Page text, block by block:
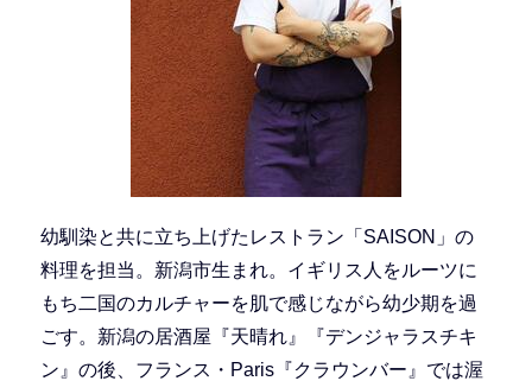
幼馴染と共に立ち上げたレストラン「SAISON」の
料理を担当。新潟市生まれ。イギリス人をルーツに
もち二国のカルチャーを肌で感じながら幼少期を過
ごす。新潟の居酒屋『天晴れ』『デンジャラスチキ
ン』の後、フランス・Paris『クラウンバー』では渥